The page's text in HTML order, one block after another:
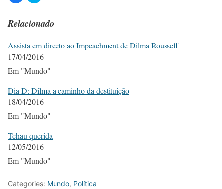
Relacionado
Assista em directo ao Impeachment de Dilma Rousseff
17/04/2016
Em "Mundo"
Dia D: Dilma a caminho da destituição
18/04/2016
Em "Mundo"
Tchau querida
12/05/2016
Em "Mundo"
Categories: Mundo, Política